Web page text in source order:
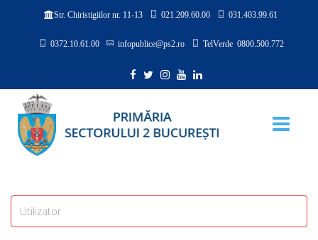
Str. Chiristigiilor nr. 11-13 021.209.60.00 031.403.99.61
0372.10.61.00 infopublice@ps2.ro TelVerde 0800.500.772